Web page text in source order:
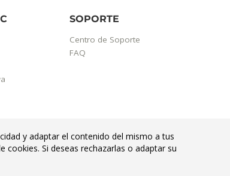
SOPORTE
Centro de Soporte
FAQ
y adaptar el contenido del mismo a tus
cookies. Si deseas rechazarlas o adaptar su